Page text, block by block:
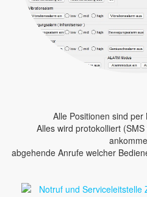
Alle Positionen sind per
Alles wird protokolliert
abgehende Anrufe welcher